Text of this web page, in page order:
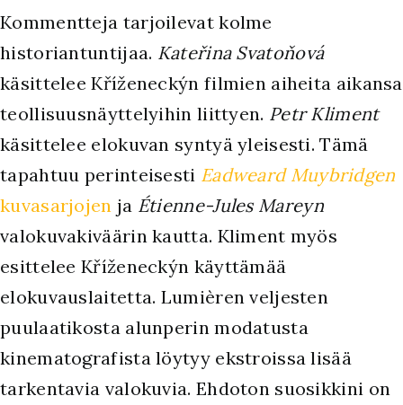
Kommentteja tarjoilevat kolme
historiantuntijaa. Kateřina Svatoňová
käsittelee Kříženeckýn filmien aiheita aikansa
teollisuusnäyttelyihin liittyen. Petr Kliment
käsittelee elokuvan syntyä yleisesti. Tämä
tapahtuu perinteisesti Eadweard Muybridgen
kuvasarjojen ja Étienne-Jules Mareyn
valokuvakiväärin kautta. Kliment myös
esittelee Kříženeckýn käyttämää
elokuvauslaitetta. Lumièren veljesten
puulaatikosta alunperin modatusta
kinematografista löytyy ekstroissa lisää
tarkentavia valokuvia. Ehdoton suosikkini on